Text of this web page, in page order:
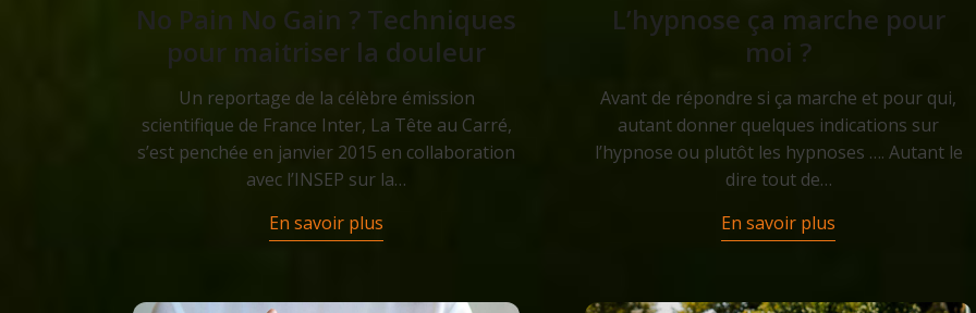
No Pain No Gain ? Techniques
pour maitriser la douleur
Un reportage de la célèbre émission
scientifique de France Inter, La Tête au Carré,
s’est penchée en janvier 2015 en collaboration
avec l’INSEP sur la…
En savoir plus
L’hypnose ça marche pour
moi ?
Avant de répondre si ça marche et pour qui,
autant donner quelques indications sur
l’hypnose ou plutôt les hypnoses …. Autant le
dire tout de…
En savoir plus